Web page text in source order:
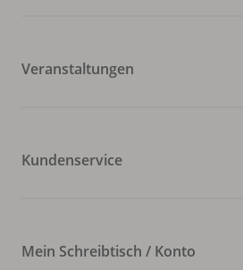
Veranstaltungen
Kundenservice
Mein Schreibtisch / Konto